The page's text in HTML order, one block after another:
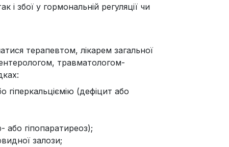
збої у гормональній регуляції чи
терапевтом, лікарем загальної
травматологом-
гіперкальціємію (дефіцит або
або гіпопаратиреоз);
залози;